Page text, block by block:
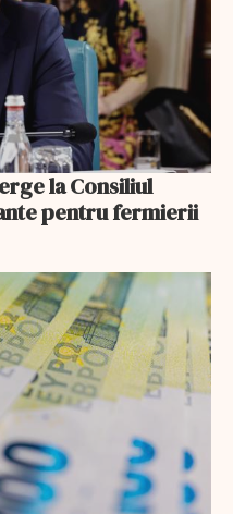
la Consiliul
pentru fermierii